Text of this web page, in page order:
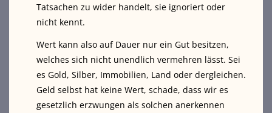
Tatsachen zu wider handelt, sie ignoriert oder
nicht kennt.
Wert kann also auf Dauer nur ein Gut besitzen,
welches sich nicht unendlich vermehren lässt. Sei
es Gold, Silber, Immobilien, Land oder dergleichen.
Geld selbst hat keine Wert, schade, dass wir es
gesetzlich erzwungen als solchen anerkennen